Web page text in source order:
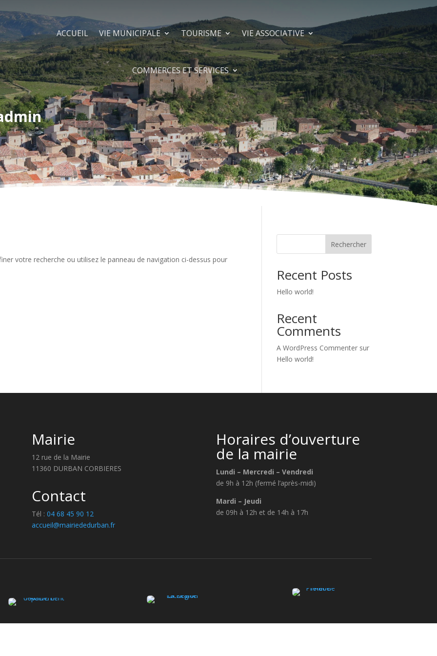
ACCUEIL VIE MUNICIPALE TOURISME VIE ASSOCIATIVE
COMMERCES ET SERVICES
votre recherche ou utilisez le panneau de navigation ci-dessus pour
Rechercher
Recent Posts
Hello world!
Recent
Comments
A WordPress Commenter sur
Hello world!
Mairie
12 rue de la Mairie
11360 DURBAN CORBIERES
Contact
Tél : 04 68 45 90 12
accueil@mairiededurban.fr
Horaires d’ouverture
de la mairie
Lundi – Mercredi – Vendredi
de 9h à 12h (fermé l’après-midi)
Mardi – Jeudi
de 09h à 12h et de 14h à 17h